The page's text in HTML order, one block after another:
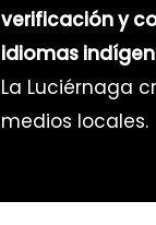
verificación y
idiomas
La Luciérnaga
medios locales.